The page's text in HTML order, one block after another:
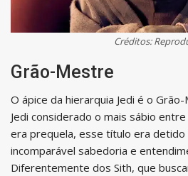
Créditos:
Grão-Mestre
O ápice da hierarquia Jedi é o
Jedi considerado o mais sábio
era prequela, esse título era
incomparável sabedoria e
Diferentemente dos Sith, que